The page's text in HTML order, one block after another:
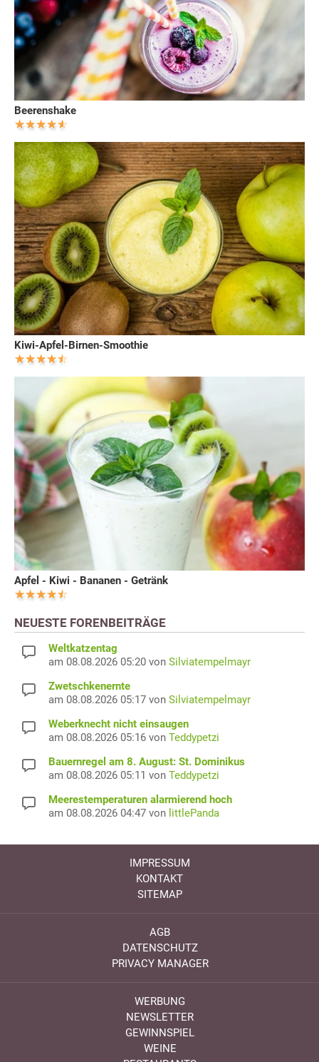
Beerenshake
Kiwi-Apfel-Birnen-Smoothie
Apfel - Kiwi - Bananen - Getränk
NEUESTE FORENBEITRÄGE
Weltkatzentag
am 08.08.2026 05:20 von Silviatempelmayr
Zwetschkenernte
am 08.08.2026 05:17 von Silviatempelmayr
Weberknecht nicht einsaugen
am 08.08.2026 05:16 von Teddypetzi
Bauernregel am 8. August: St. Dominikus
am 08.08.2026 05:11 von Teddypetzi
Meerestemperaturen alarmierend hoch
am 08.08.2026 04:47 von littlePanda
IMPRESSUM
KONTAKT
SITEMAP
AGB
DATENSCHUTZ
PRIVACY MANAGER
WERBUNG
NEWSLETTER
GEWINNSPIEL
WEINE